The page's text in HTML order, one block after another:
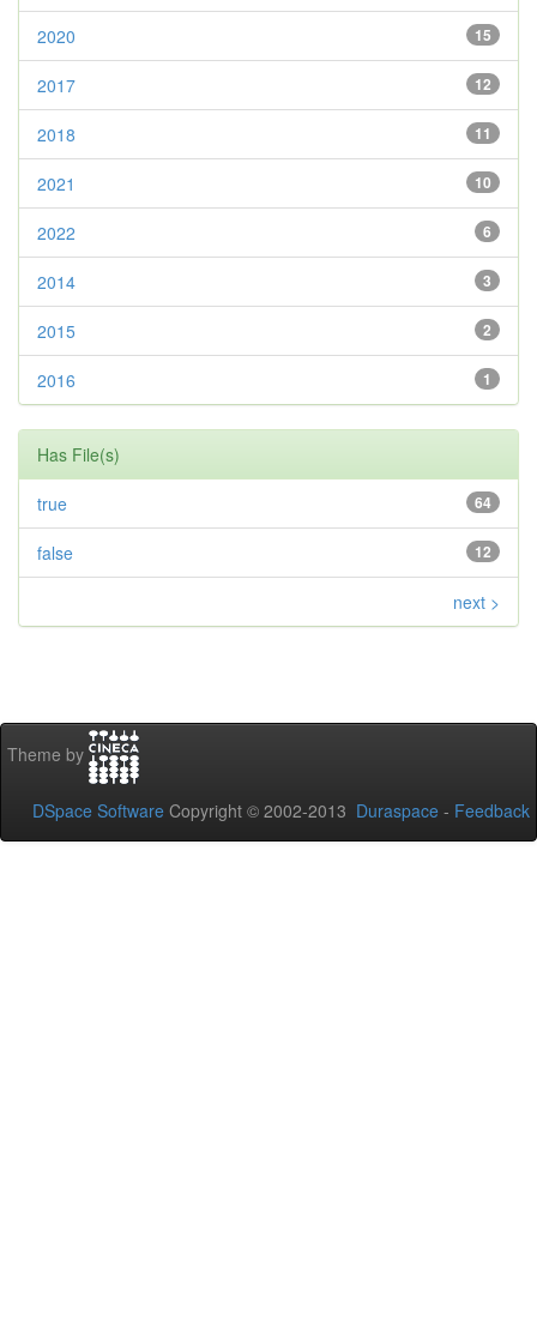
15
2020
12
2017
11
2018
10
2021
6
2022
3
2014
2
2015
1
2016
Has File(s)
64
true
12
false
next >
Theme by
DSpace Software Copyright © 2002-2013 Duraspace - Feedback